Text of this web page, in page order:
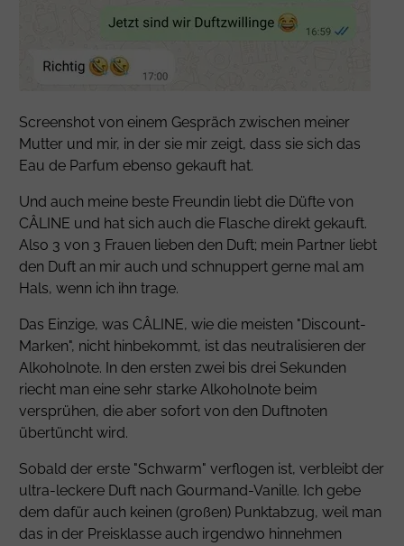
Screenshot von einem Gespräch zwischen meiner
Mutter und mir, in der sie mir zeigt, dass sie sich das
Eau de Parfum ebenso gekauft hat.
Und auch meine beste Freundin liebt die Düfte von
CÂLINE und hat sich auch die Flasche direkt gekauft.
Also 3 von 3 Frauen lieben den Duft; mein Partner liebt
den Duft an mir auch und schnuppert gerne mal am
Hals, wenn ich ihn trage.
Das Einzige, was CÂLINE, wie die meisten "Discount-
Marken", nicht hinbekommt, ist das neutralisieren der
Alkoholnote. In den ersten zwei bis drei Sekunden
riecht man eine sehr starke Alkoholnote beim
versprühen, die aber sofort von den Duftnoten
übertüncht wird.
Sobald der erste "Schwarm" verflogen ist, verbleibt der
ultra-leckere Duft nach Gourmand-Vanille. Ich gebe
dem dafür auch keinen (großen) Punktabzug, weil man
das in der Preisklasse auch irgendwo hinnehmen